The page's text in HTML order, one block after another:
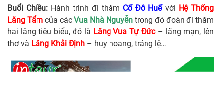
Buổi Chiều: Hành trình đi thăm Cố Đô Huế với Hệ Thống
Lăng Tẩm của các Vua Nhà Nguyễn trong đó đoàn đi thăm
hai lăng tiêu biểu, đó là Lăng Vua Tự Đức– lãng mạn, lên
thơ và Lăng Khải Định – huy hoang, tráng lệ…